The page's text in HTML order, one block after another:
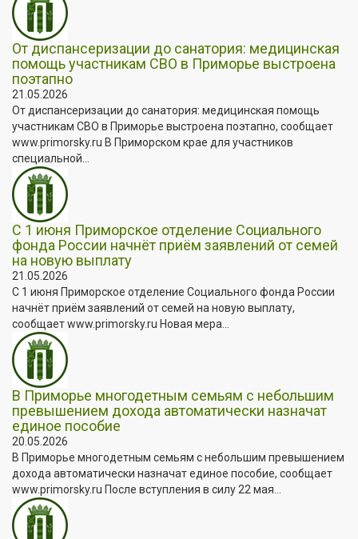
От диспансеризации до санатория: медицинская
помощь участникам СВО в Приморье выстроена
поэтапно
21.05.2026
От диспансеризации до санатория: медицинская помощь
участникам СВО в Приморье выстроена поэтапно, сообщает
www.primorsky.ru В Приморском крае для участников
специальной...
С 1 июня Приморское отделение Социального
фонда России начнёт приём заявлений от семей
на новую выплату
21.05.2026
С 1 июня Приморское отделение Социального фонда России
начнёт приём заявлений от семей на новую выплату,
сообщает www.primorsky.ru Новая мера...
В Приморье многодетным семьям с небольшим
превышением дохода автоматически назначат
единое пособие
20.05.2026
В Приморье многодетным семьям с небольшим превышением
дохода автоматически назначат единое пособие, сообщает
www.primorsky.ru После вступления в силу 22 мая...